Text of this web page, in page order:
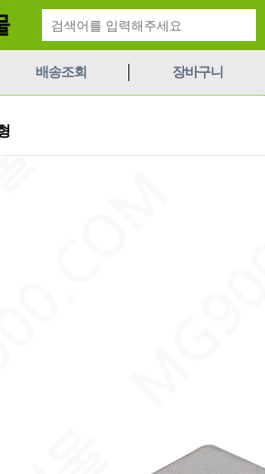
배송조회 장바구니